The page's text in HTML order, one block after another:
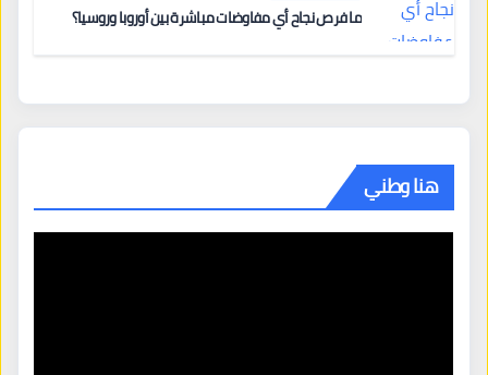
ما فرص نجاح أي مفاوضات مباشرة بين أوروبا وروسيا؟
هنا وطني